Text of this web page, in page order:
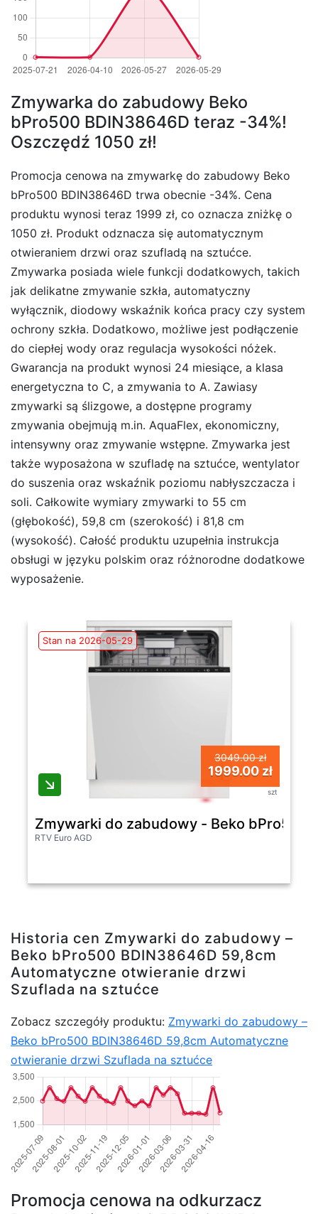
Zmywarka do zabudowy Beko
bPro500 BDIN38646D teraz -34%!
Oszczędź 1050 zł!
Promocja cenowa na zmywarkę do zabudowy Beko
bPro500 BDIN38646D trwa obecnie -34%. Cena
produktu wynosi teraz 1999 zł, co oznacza zniżkę o
1050 zł. Produkt odznacza się automatycznym
otwieraniem drzwi oraz szufladą na sztućce.
Zmywarka posiada wiele funkcji dodatkowych, takich
jak delikatne zmywanie szkła, automatyczny
wyłącznik, diodowy wskaźnik końca pracy czy system
ochrony szkła. Dodatkowo, możliwe jest podłączenie
do ciepłej wody oraz regulacja wysokości nóżek.
Gwarancja na produkt wynosi 24 miesiące, a klasa
energetyczna to C, a zmywania to A. Zawiasy
zmywarki są ślizgowe, a dostępne programy
zmywania obejmują m.in. AquaFlex, ekonomiczny,
intensywny oraz zmywanie wstępne. Zmywarka jest
także wyposażona w szufladę na sztućce, wentylator
do suszenia oraz wskaźnik poziomu nabłyszczacza i
soli. Całkowite wymiary zmywarki to 55 cm
(głębokość), 59,8 cm (szerokość) i 81,8 cm
(wysokość). Całość produktu uzupełnia instrukcja
obsługi w języku polskim oraz różnorodne dodatkowe
wyposażenie.
Stan na 2026-05-29
3049.00 zł
1999.00 zł
szt
Zmywarki do zabudowy - Beko bPro500
RTV Euro AGD
Historia cen Zmywarki do zabudowy –
Beko bPro500 BDIN38646D 59,8cm
Automatyczne otwieranie drzwi
Szuflada na sztućce
Zobacz szczegóły produktu: Zmywarki do zabudowy –
Beko bPro500 BDIN38646D 59,8cm Automatyczne
otwieranie drzwi Szuflada na sztućce
Promocja cenowa na odkurzacz